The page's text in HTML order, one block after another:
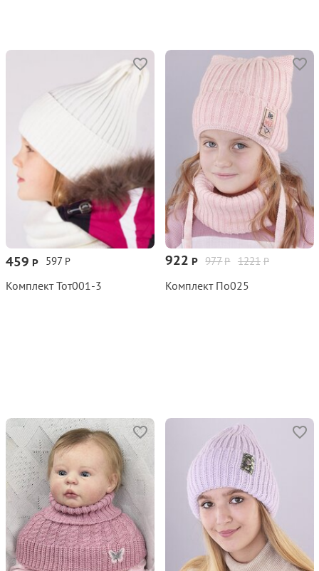
597 Р
459 Р
Комплект Тот001‑3
1221 Р
977Р
922 Р
Комплект По025